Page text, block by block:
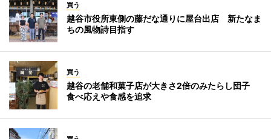
買う
越谷市役所東側の藤だな通りに屋台出店 新たなま
ちの風物詩目指す
買う
越谷の老舗和菓子店が大きさ2倍のみたらし団子
食べ応えや食感を追求